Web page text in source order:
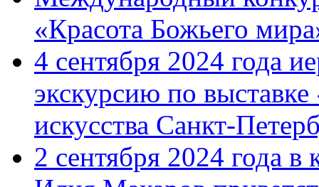
«Красота Божьего
4 сентября 2024 года
экскурсию по
искусства Санкт-
2 сентября 2024 года